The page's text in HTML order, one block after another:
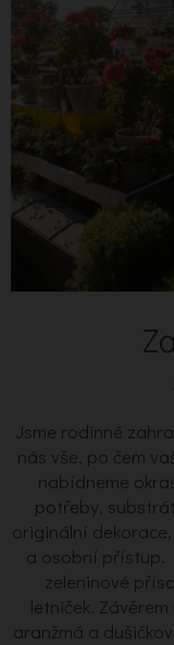
Jsme rodinné
nás vše, po čem
nabídneme
potřeby,
originální
a osobní přístup.
zeleninové
letniček.
aranžmá a